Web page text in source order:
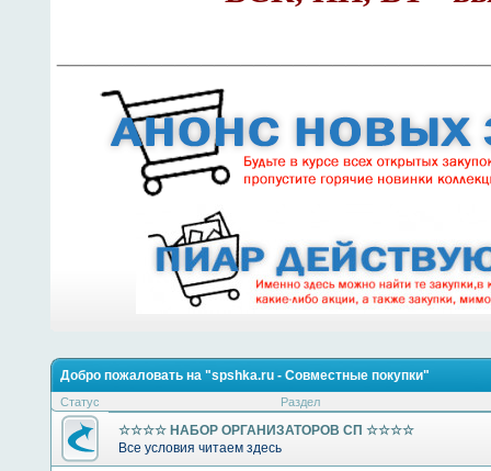
Добро пожаловать на "spshka.ru - Совместные покупки"
Статус Раздел
☆☆☆☆ НАБОР ОРГАНИЗАТОРОВ СП ☆☆☆☆
Все условия читаем здесь